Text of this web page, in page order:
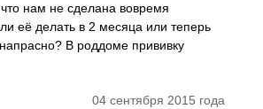
что нам не сделана вовремя
её делать в 2 месяца или теперь
В роддоме прививку
04 сентября 2015 года